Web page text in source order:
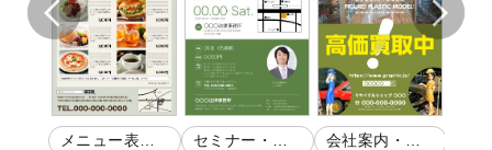
メニュー表・
セミナー・講
会社案内・店